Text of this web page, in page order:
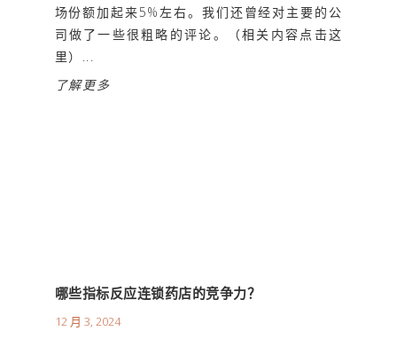
场份额加起来5%左右。我们还曾经对主要的公
司做了一些很粗略的评论。（相关内容点击这
里）...
了解更多
哪些指标反应连锁药店的竞争力？
12 月 3, 2024